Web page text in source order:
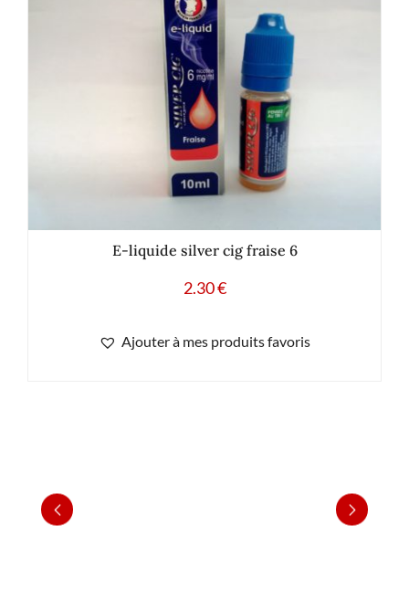
E-liquide silver cig fraise 6
2.30€
Ajouter à mes produits favoris